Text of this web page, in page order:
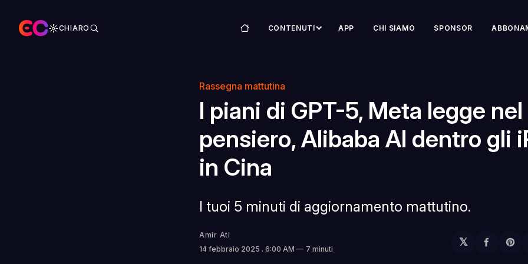
CHIARO CONTENUTI APP CHI SIAMO SPONSOR
Rassegna mattutina
I piani di GPT-5, Meta legge nel
pensiero, Alibaba AI dentro gli
in Cina
I tuoi 5 minuti di aggiornamento mattutino.
Amir Ati
14 febbraio 2025 . 6:00 AM 7 minuti
𝕏